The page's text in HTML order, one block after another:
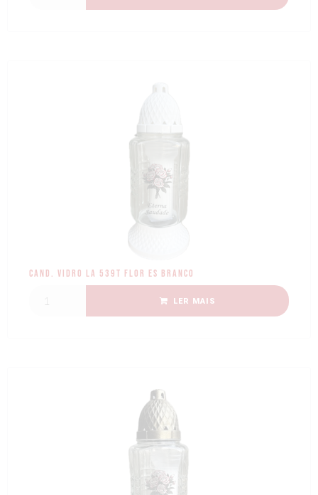
Cand. Vidro LA 539T Flor ES Branco
LER MAIS